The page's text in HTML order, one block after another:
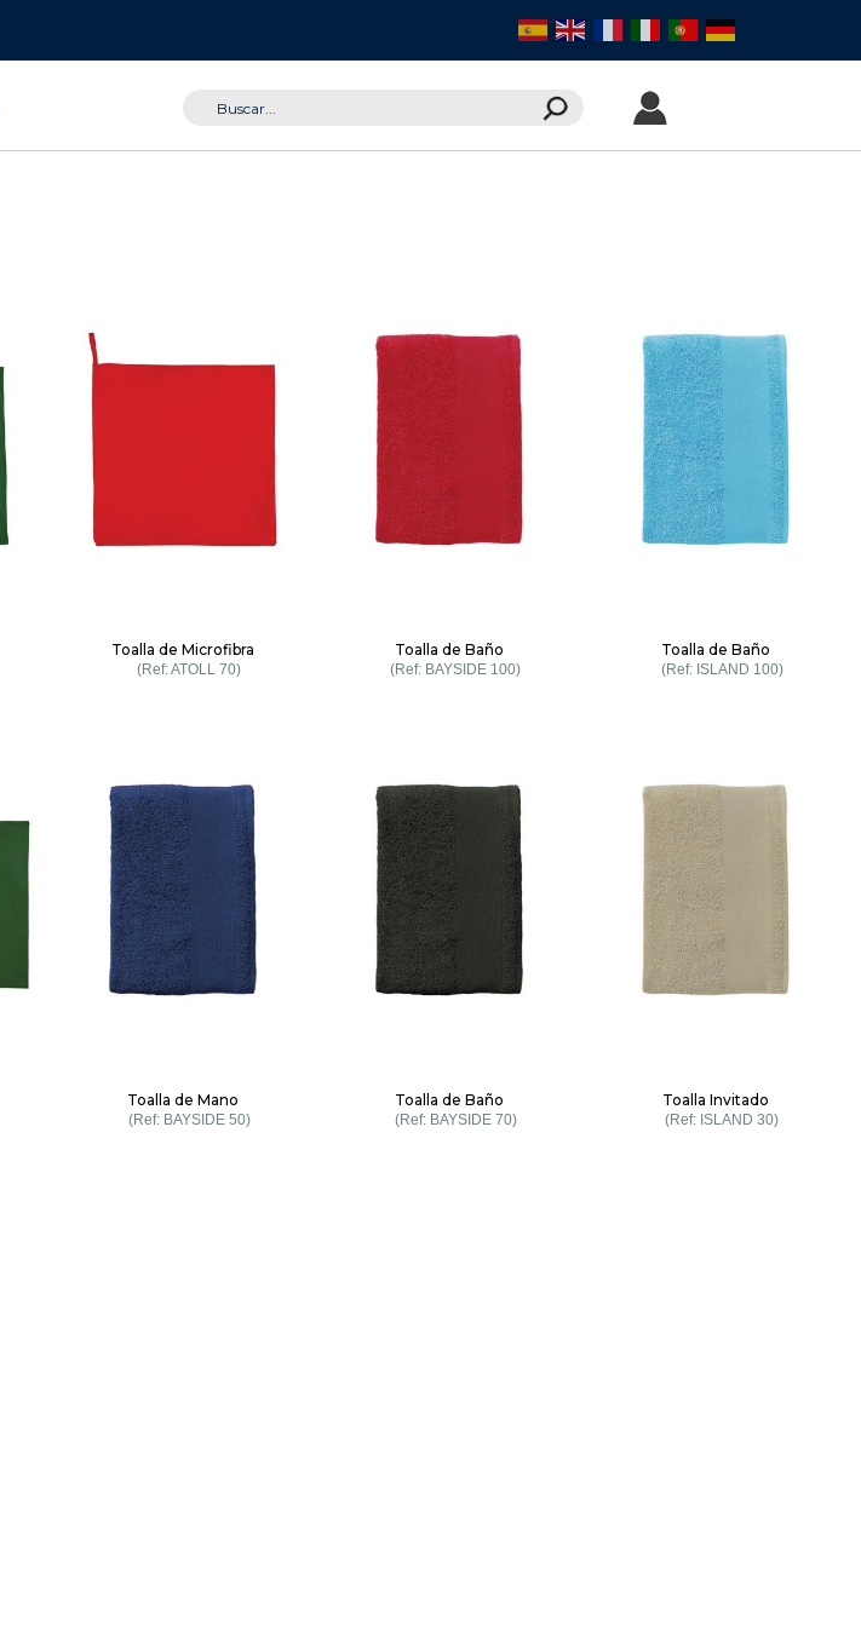
Toalla de Microfibra
ATOLL 70
Toalla de Baño
BAYSIDE 100
Toalla de Baño
ISLAND 100
Toalla de Mano
BAYSIDE 50
Toalla de Baño
BAYSIDE 70
Toalla Invitado
ISLAND 30